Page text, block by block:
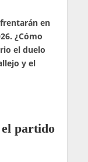
en
¿Cómo
el duelo
y el
partido